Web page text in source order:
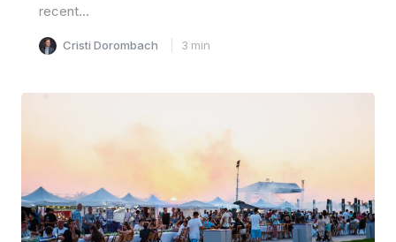
recent...
Cristi Dorombach 3 min